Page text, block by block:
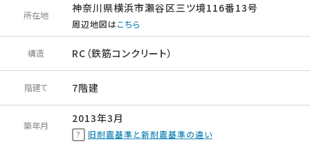
所在地
神奈川県横浜市瀬谷区三ツ境116番13号
周辺地図はこちら
構造 RC（鉄筋コンクリート）
階建て 7階建
築年月
2013年3月
旧耐震基準と新耐震基準の違い